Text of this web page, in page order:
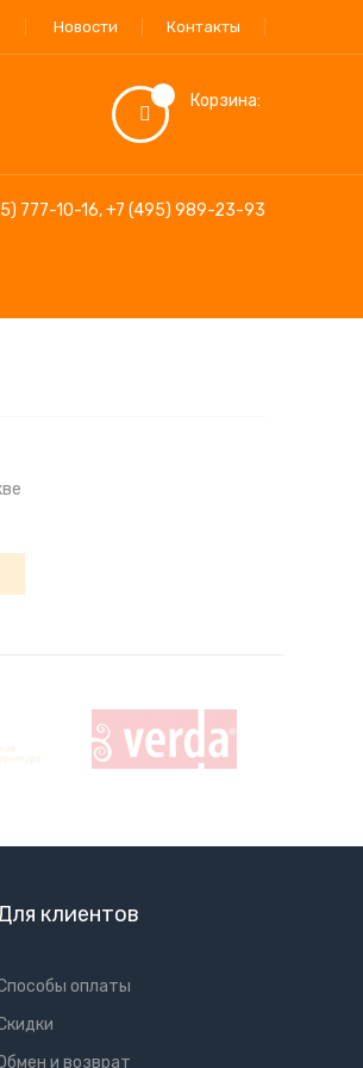
Новости Контакты
Корзина:
777-10-16,+7 (495) 989-23-93
клиентов
оплаты
и возврат